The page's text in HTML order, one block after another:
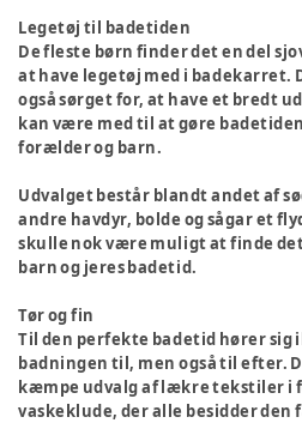
Legetøj til badetiden
De fleste børn finder det en del
at have legetøj med i badekarret.
også sørget for, at have et bredt
kan være med til at gøre
forælder og barn.
Udvalget består blandt andet af
andre havdyr, bolde og sågar et
skulle nok være muligt at finde
barn og jeres badetid.
Tør og fin
Til den perfekte badetid hører
badningen til, men også til efter.
kæmpe udvalg af lækre tekstiler i
vaskeklude, der alle besidder